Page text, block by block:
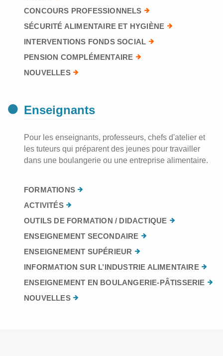
CONCOURS PROFESSIONNELS
SÉCURITÉ ALIMENTAIRE ET HYGIÈNE
INTERVENTIONS FONDS SOCIAL
PENSION COMPLÉMENTAIRE
NOUVELLES
Enseignants
Pour les enseignants, professeurs, chefs d'atelier et
les tuteurs qui préparent des jeunes pour travailler
dans une boulangerie ou une entreprise alimentaire.
FORMATIONS
ACTIVITÉS
OUTILS DE FORMATION / DIDACTIQUE
ENSEIGNEMENT SECONDAIRE
ENSEIGNEMENT SUPÉRIEUR
INFORMATION SUR L’INDUSTRIE ALIMENTAIRE
ENSEIGNEMENT EN BOULANGERIE-PÂTISSERIE
NOUVELLES